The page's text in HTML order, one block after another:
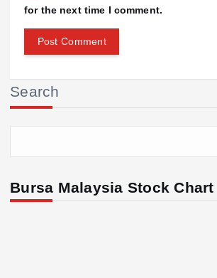
for the next time I comment.
Search
Bursa Malaysia Stock Chart